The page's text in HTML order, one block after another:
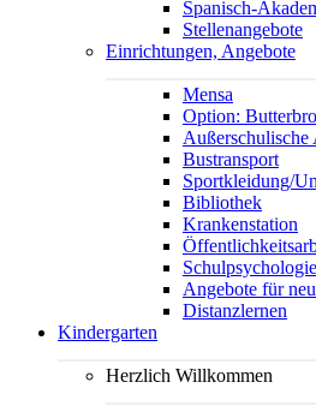
Spanisch-
Stellenangebote
Einrichtungen, Angebote
Mensa
Option:
Außerschulische
Bustransport
Sportkleidung/
Bibliothek
Krankenstation
Schulpsychologie
Angebote für
Distanzlernen
Kindergarten
Herzlich Willkommen